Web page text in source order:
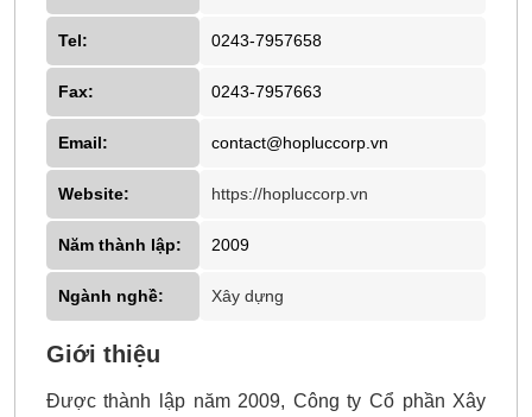
Tel: 0243-7957658
Fax: 0243-7957663
Email: contact@hopluccorp.vn
Website: https://hopluccorp.vn
Năm thành lập: 2009
Ngành nghề: Xây dựng
Giới thiệu
Được thành lập năm 2009, Công ty Cổ phần Xây